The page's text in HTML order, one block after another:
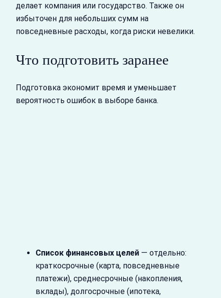
делает компания или государство. Также он
избыточен для небольших сумм на
повседневные расходы, когда риски невелики.
Что подготовить заранее
Подготовка экономит время и уменьшает
вероятность ошибок в выборе банка.
Список финансовых целей — отдельно:
краткосрочные (карта, повседневные
платежи), среднесрочные (накопления,
вклады), долгосрочные (ипотека,